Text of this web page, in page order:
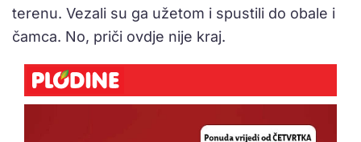
terenu. Vezali su ga užetom i spustili do obale i
čamca. No, priči ovdje nije kraj.